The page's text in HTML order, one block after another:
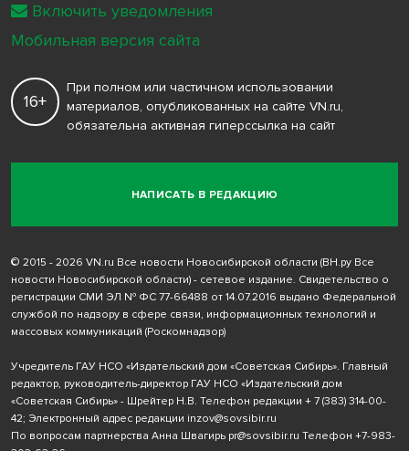
НАПИСАТЬ В РЕДАКЦИЮ
16+
При полном или частичном использовании
материалов, опубликованных на сайте VN.ru,
обязательна активная гиперссылка на сайт
© 2015 - 2026 VN.ru Все новости Новосибирской области (ВН.ру Все
новости Новосибирской области) - сетевое издание. Свидетельство о
регистрации СМИ ЭЛ № ФС 77-66488 от 14.07.2016 выдано Федеральной
службой по надзору в сфере связи, информационных технологий и
массовых коммуникаций (Роскомнадзор)
Учредитель ГАУ НСО «Издательский дом «Советская Сибирь». Главный
редактор, руководитель-директор ГАУ НСО «Издательский дом
«Советская Сибирь» - Шрейтер Н.В. Телефон редакции + 7 (383) 314-00-
42; Электронный адрес редакции inzov@sovsibir.ru
По вопросам партнерства Анна Швагирь pr@sovsibir.ru Телефон +7-983-
Включить уведомления
Мобильная версия сайта